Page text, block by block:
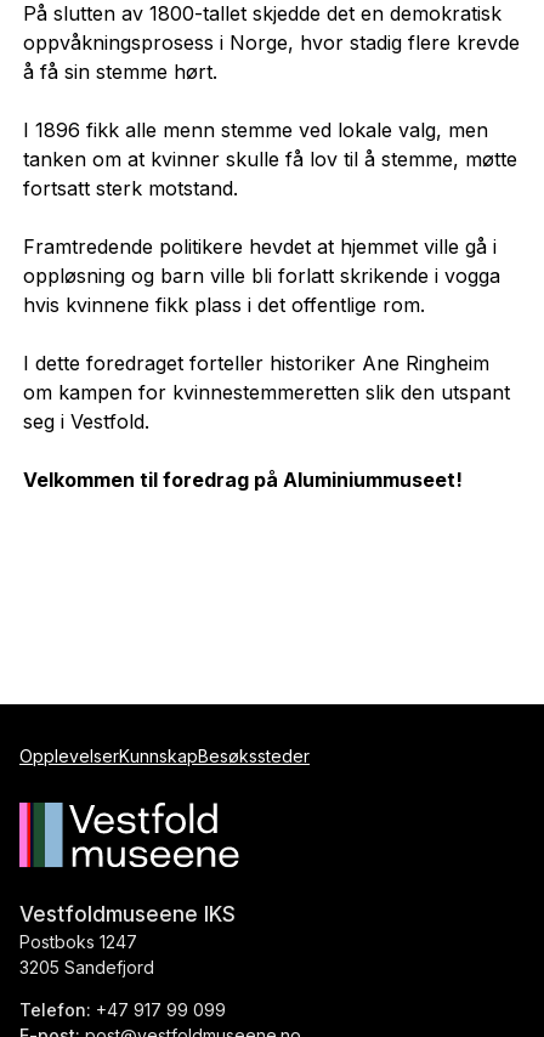
På slutten av 1800-tallet skjedde det en demokratisk
oppvåkningsprosess i Norge, hvor stadig flere krevde
å få sin stemme hørt.
I 1896 fikk alle menn stemme ved lokale valg, men
tanken om at kvinner skulle få lov til å stemme, møtte
fortsatt sterk motstand.
Framtredende politikere hevdet at hjemmet ville gå i
oppløsning og barn ville bli forlatt skrikende i vogga
hvis kvinnene fikk plass i det offentlige rom.
I dette foredraget forteller historiker Ane Ringheim
om kampen for kvinnestemmeretten slik den utspant
seg i Vestfold.
Velkommen til foredrag på Aluminiummuseet!
OpplevelserKunnskapBesøkssteder
Vestfoldmuseene IKS
Postboks 1247
3205 Sandefjord
Telefon: +47 917 99 099